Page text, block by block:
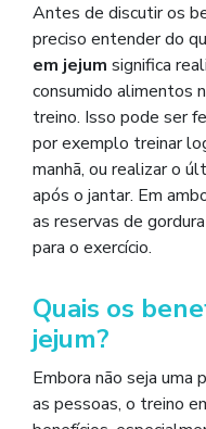
Antes de discutir os
preciso entender do
em jejum significa
consumido alimentos
treino. Isso pode ser
por exemplo treinar
manhã, ou realizar o
após o jantar. Em
as reservas de
para o exercício.
Quais os
jejum?
Embora não seja uma
as pessoas, o treino